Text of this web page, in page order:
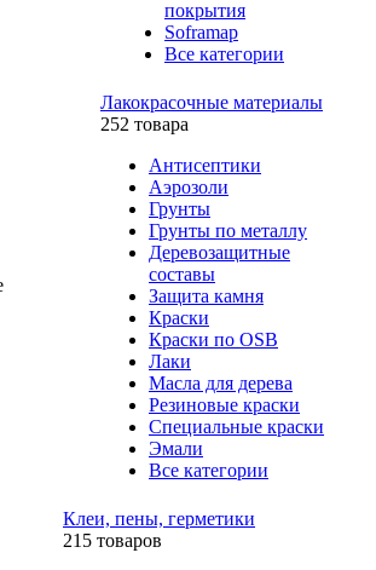
покрытия
Soframap
Все категории
Лакокрасочные материалы
252 товара
Антисептики
Аэрозоли
Грунты
Грунты по металлу
Деревозащитные
составы
Защита камня
Краски
Краски по OSB
Лаки
Масла для дерева
Резиновые краски
Специальные краски
Эмали
Все категории
Клеи, пены, герметики
215 товаров